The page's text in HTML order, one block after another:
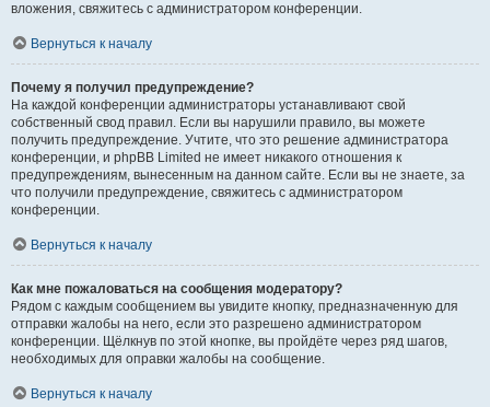
вложения, свяжитесь с администратором конференции.
Вернуться к началу
Почему я получил предупреждение?
На каждой конференции администраторы устанавливают свой
собственный свод правил. Если вы нарушили правило, вы можете
получить предупреждение. Учтите, что это решение администратора
конференции, и phpBB Limited не имеет никакого отношения к
предупреждениям, вынесенным на данном сайте. Если вы не знаете, за
что получили предупреждение, свяжитесь с администратором
конференции.
Вернуться к началу
Как мне пожаловаться на сообщения модератору?
Рядом с каждым сообщением вы увидите кнопку, предназначенную для
отправки жалобы на него, если это разрешено администратором
конференции. Щёлкнув по этой кнопке, вы пройдёте через ряд шагов,
необходимых для оправки жалобы на сообщение.
Вернуться к началу